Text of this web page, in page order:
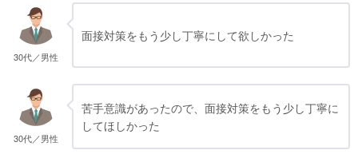
30代／男性
面接対策をもう少し丁寧にして欲しかった
30代／男性
苦手意識があったので、面接対策をもう少し丁寧に
してほしかった